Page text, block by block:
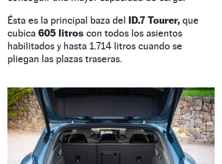
Ésta es la principal baza del ID.7 Tourer, que
cubica 605 litros con todos los asientos
habilitados y hasta 1.714 litros cuando se
pliegan las plazas traseras.